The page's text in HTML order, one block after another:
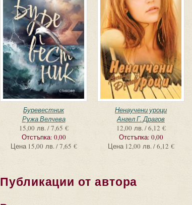
Буревестник
Ружа Велчева
15,00 лв. / 7,65 €
Отстъпка: 0,00
Цена 15,00 лв. / 7,65 €
Ненаучени уроци
Ангел Г. Драгов
12,00 лв. / 6,12 €
Отстъпка: 0,00
Цена 12,00 лв. / 6,12 €
Публикации от автора